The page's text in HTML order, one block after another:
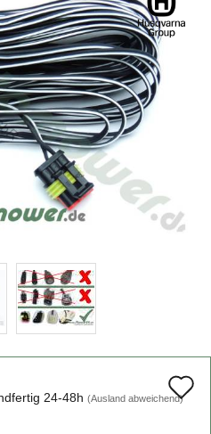
24-48h (Ausland abweichend)